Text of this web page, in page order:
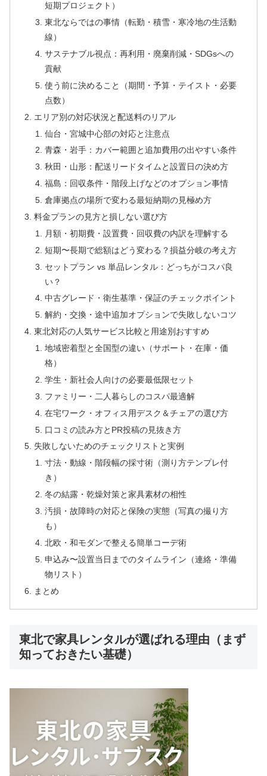
短期プロジェクト）
東北ならではの事情（転勤・積雪・寒冷地の生活動
線）
サステナブル視点：再利用・廃棄削減・SDGsへの
貢献
使う前に決めること（期間・予算・テイスト・必要
点数）
エリア別の対応状況と配送料のリアル
仙台・宮城中心部の対応と注意点
青森・岩手：カバー範囲と追加費用の出やすい条件
秋田・山形：配送リードタイムと設置日の決め方
福島：回収条件・階段上げなどのオプション事情
倉庫拠点の場所で変わる最短納期の見極め方
料金プランの見方と損しない選び方
月額・初期費・設置費・回収費の内訳を理解する
短期〜長期で総額はどう変わる？損益分岐の考え方
セットプラン vs 単品レンタル：どっちがコスパ良
い？
中古グレード・衛生基準・保証のチェックポイント
解約・交換・途中追加オプションで失敗しないコツ
東北対応の人気サービス比較と用途別おすすめ
地域密着型と全国型の違い（サポート・在庫・価
格）
学生・新社会人向けの必要最低限セット
ファミリー・二人暮らしのコスパ最適解
在宅ワーク・オフィス用デスク＆チェアの選び方
口コミの読み方とPR投稿の見抜き方
失敗しないためのチェックリストと実例
寸法・動線・階段幅の採寸術（測り方テンプレ付
き）
冬の結露・乾燥対策と家具素材の相性
汚損・故障時の対応と保険の実態（写真の撮り方
も）
北欧・和モダンで整える簡単コーデ術
申込み〜設置当日までのタイムライン（連絡・準備
物リスト）
まとめ
東北で家具レンタルが選ばれる理由（まず
知っておきたい基礎）